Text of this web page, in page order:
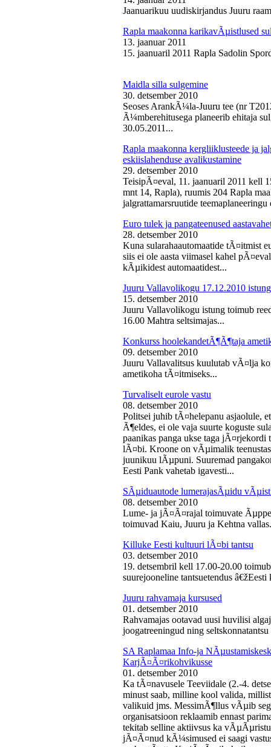
Jaanuarikuu uudiskirjandus Juuru
Rapla maakonna karikavÃµistlused
13. jaanuar 2011
15. jaanuaril 2011 Rapla Sadolin
Maidla silla sulgemine
30. detsember 2010
Seoses ArankÃ¼la-Juuru tee (nr
Ã¼mberehitusega planeerib ehitaja
30.05.2011...
Rapla maakonna kergliiklusteede ja
eskiislahenduse avalikustamine
29. detsember 2010
TeisipÃ¤eval, 11. jaanuaril 2011 kell
mnt 14, Rapla), ruumis 204 Rapla
jalgrattamarsruutide
Euro tulek ja pangateenused
28. detsember 2010
Kuna sularahaautomaatide tÃ¤itmist
siis ei ole aasta viimasel kahel
kÃµikidest automaatidest...
Juuru Vallavolikogu 17.12.2010 istung
15. detsember 2010
Juuru Vallavolikogu istung toimub
16.00 Mahtra seltsimajas...
Konkurss hoolekandetÃ¶Ã¶taja
09. detsember 2010
Juuru Vallavalitsus kuulutab vÃ¤lja
ametikoha tÃ¤itmiseks...
Turvaliselt eurole vastu
08. detsember 2010
Politsei juhib tÃ¤helepanu asjaolule,
Ã¶eldes, ei ole vaja suurte koguste
paanikas panga ukse taga
lÃ¤bi. Kroone on vÃµimalik
juunikuu lÃµpuni. Suuremad
Eesti Pank vahetab igavesti...
SÃµiduautode lumerajasÃµidu
08. detsember 2010
Lume- ja jÃ¤Ã¤rajal toimuvate
toimuvad Kaiu, Juuru ja Kehtna
Killuke Eesti kultuuri lÃ¤bi tantsu
03. detsember 2010
19. detsembril kell 17.00-20.00
suurejooneline tantsuetendus
Juuru rahvamaja kursused
01. detsember 2010
Rahvamajas ootavad uusi huvilisi
joogatreeningud ning seltskonnatantsu
SA Raplamaa Info-ja
KarjÃ¤Ã¤rikohvikusse
01. detsember 2010
Ka tÃ¤navusele Teeviidale (2.-4.
minust saab, milline kool valida,
valikuid jms. MessimÃ¶llus vÃµib
organisatsioon reklaamib ennast
tekitab selline aktiivsus ka
jÃ¤Ã¤nud kÃ¼simused ei saagi